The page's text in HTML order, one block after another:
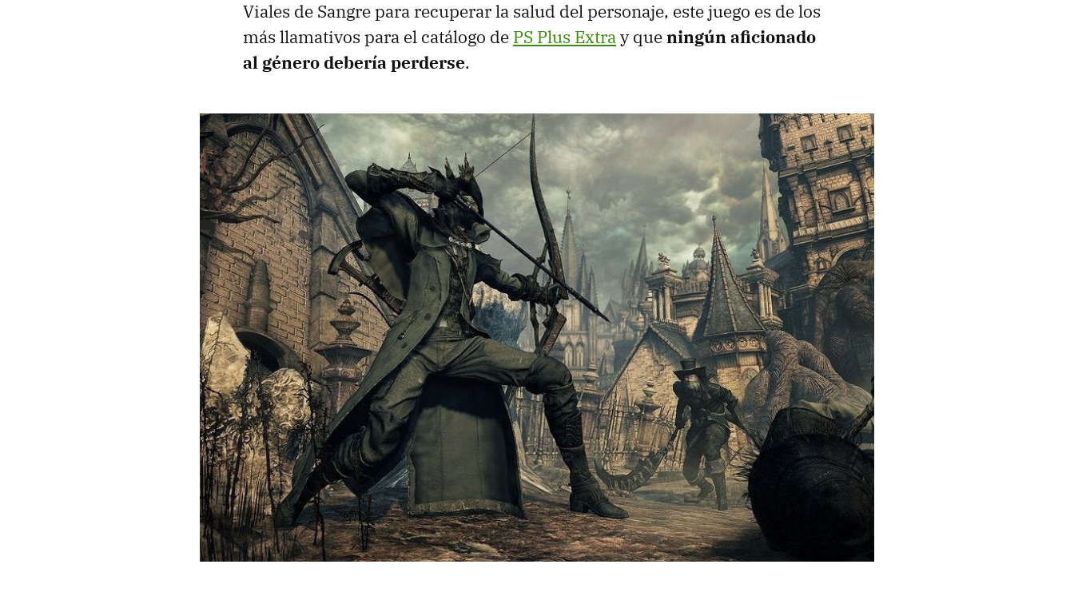
Viales de Sangre para recuperar la salud del personaje, este juego es de los
más llamativos para el catálogo de PS Plus Extray queningún aficionado
al género debería perderse.